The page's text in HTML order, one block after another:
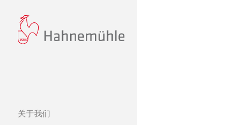
关于我们